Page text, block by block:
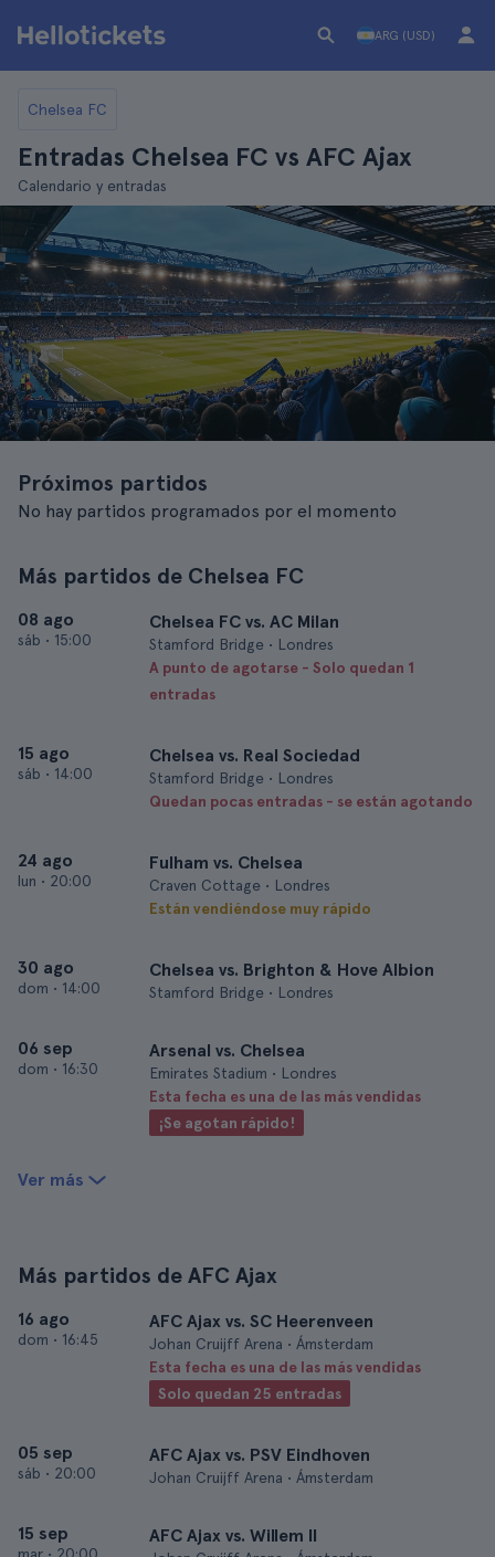
ARG (USD)
Chelsea FC
Entradas Chelsea FC vs AFC Ajax
Calendario y entradas
Próximos partidos
No hay partidos programados por el momento
Más partidos de Chelsea FC
08 ago
sáb • 15:00
Chelsea FC vs. AC Milan
Stamford Bridge • Londres
A punto de agotarse - Solo quedan 1
entradas
15 ago
sáb • 14:00
Chelsea vs. Real Sociedad
Stamford Bridge • Londres
Quedan pocas entradas - se están agotando
24 ago
lun • 20:00
Fulham vs. Chelsea
Craven Cottage • Londres
Están vendiéndose muy rápido
30 ago
dom • 14:00
Chelsea vs. Brighton & Hove Albion
Stamford Bridge • Londres
06 sep
dom • 16:30
Arsenal vs. Chelsea
Emirates Stadium • Londres
Esta fecha es una de las más vendidas
¡Se agotan rápido!
Ver más
Más partidos de AFC Ajax
16 ago
dom • 16:45
AFC Ajax vs. SC Heerenveen
Johan Cruijff Arena • Ámsterdam
Esta fecha es una de las más vendidas
Solo quedan 25 entradas
05 sep
sáb • 20:00
AFC Ajax vs. PSV Eindhoven
Johan Cruijff Arena • Ámsterdam
15 sep AFC Ajax vs. Willem II